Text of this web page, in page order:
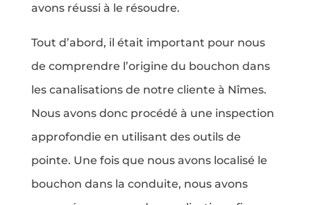
avons réussi à le résoudre.
Tout d’abord, il était important pour nous
de comprendre l’origine du bouchon dans
les canalisations de notre cliente à Nîmes.
Nous avons donc procédé à une inspection
approfondie en utilisant des outils de
pointe. Une fois que nous avons localisé le
bouchon dans la conduite, nous avons